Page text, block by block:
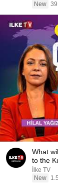
New
What
to the
İlke TV
New